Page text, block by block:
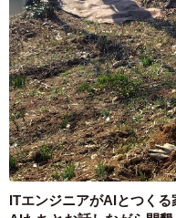
ITエンジニアがAIとつく